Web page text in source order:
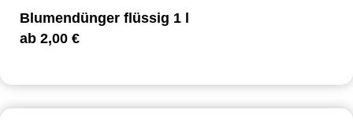
Blumendünger flüssig 1 l
ab 2,00 €